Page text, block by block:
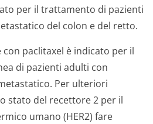
per il trattamento di pazienti
del colon e del retto.
con paclitaxel è indicato per il
di pazienti adulti con
Per ulteriori
stato del recettore 2 per il
umano (HER2) fare